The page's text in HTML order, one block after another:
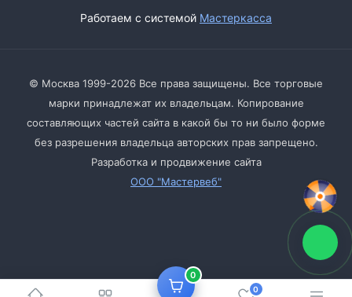
0
0
Работаем с системой Мастеркасса
© Москва 1999-2026 Все права защищены. Все торговые
марки принадлежат их владельцам. Копирование
составляющих частей сайта в какой бы то ни было форме
без разрешения владельца авторских прав запрещено.
Разработка и продвижение сайта
ООО "Мастервеб"